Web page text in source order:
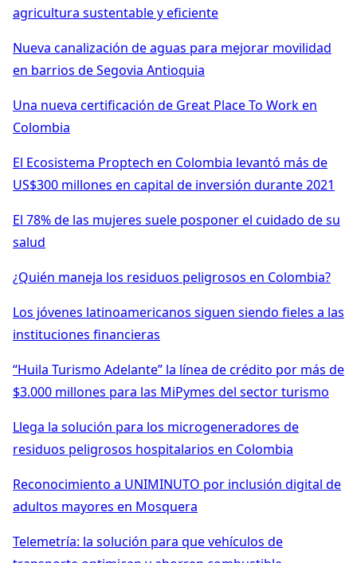
agricultura sustentable y eficiente
Nueva canalización de aguas para mejorar movilidad
en barrios de Segovia Antioquia
Una nueva certificación de Great Place To Work en
Colombia
El Ecosistema Proptech en Colombia levantó más de
US$300 millones en capital de inversión durante 2021
El 78% de las mujeres suele posponer el cuidado de su
salud
¿Quién maneja los residuos peligrosos en Colombia?
Los jóvenes latinoamericanos siguen siendo fieles a las
instituciones financieras
“Huila Turismo Adelante” la línea de crédito por más de
$3.000 millones para las MiPymes del sector turismo
Llega la solución para los microgeneradores de
residuos peligrosos hospitalarios en Colombia
Reconocimiento a UNIMINUTO por inclusión digital de
adultos mayores en Mosquera
Telemetría: la solución para que vehículos de